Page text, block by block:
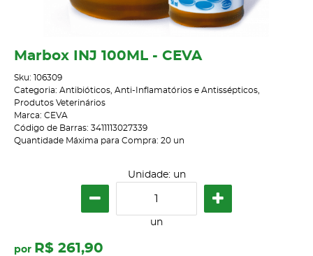
Marbox INJ 100ML - CEVA
Sku: 106309
Categoria: Antibióticos, Anti-Inflamatórios e Antissépticos
Produtos Veterinários
Marca: CEVA
Código de Barras: 3411113027339
Quantidade Máxima para Compra: 20 un
Unidade: un
un
por R$ 261,90